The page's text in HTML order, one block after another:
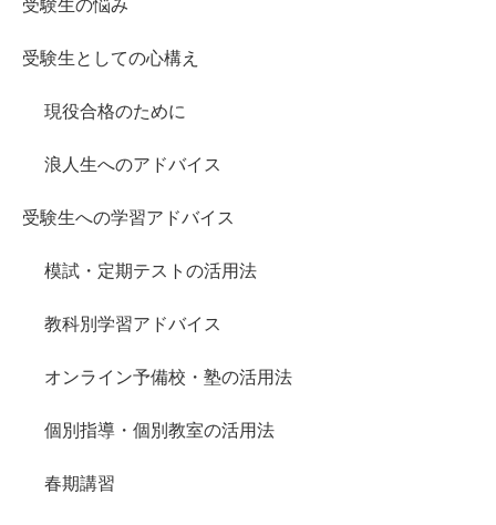
受験生の悩み
受験生としての心構え
現役合格のために
浪人生へのアドバイス
受験生への学習アドバイス
模試・定期テストの活用法
教科別学習アドバイス
オンライン予備校・塾の活用法
個別指導・個別教室の活用法
春期講習